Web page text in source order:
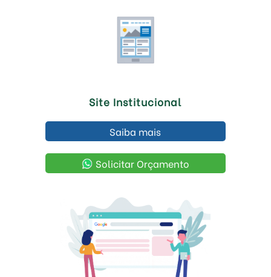
Site Institucional
Saiba mais
Solicitar Orçamento